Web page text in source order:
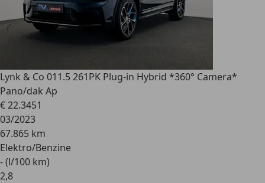
Lynk & Co 011.5 261PK Plug-in Hybrid *360° Camera*
Pano/dak Ap
€ 22.3451
03/2023
67.865 km
Elektro/Benzine
- (l/100 km)
2,8